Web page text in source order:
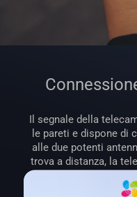
Il segnale della
le pareti e dispone di
alle due potenti
trova a distanza, la